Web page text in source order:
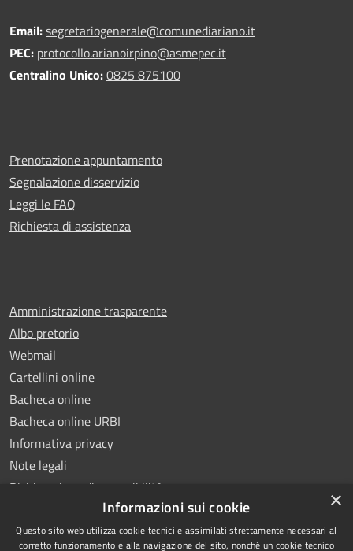
Email:segretariogenerale@comunediariano.it
PEC: protocollo.arianoirpino@asmepec.it
Centralino Unico:0825 875100
Prenotazione appuntamento
Segnalazione disservizio
Leggi le FAQ
Richiesta di assistenza
Amministrazione trasparente
Albo pretorio
Webmail
Cartellini online
Bacheca online
Bacheca online URBI
Informativa privacy
Note legali
Dichiarazione di accessibilità
×
Informazioni sui cookie
Questo sito web utilizza cookie tecnici e assimilati strettamente necessari al
corretto funzionamento e alla navigazione del sito, nonché un cookie tecnico